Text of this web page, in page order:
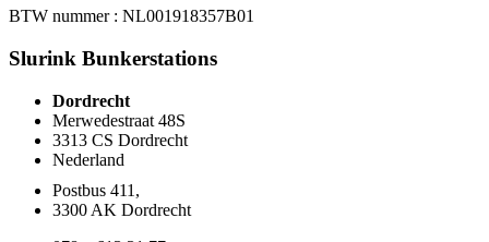
BTW nummer : NL001918357B01
Slurink Bunkerstations
Dordrecht
Merwedestraat 48S
3313 CS Dordrecht
Nederland
Postbus 411,
3300 AK Dordrecht